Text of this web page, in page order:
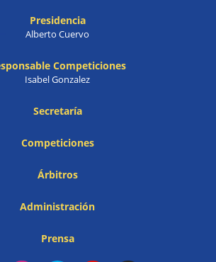
Presidencia
Alberto Cuervo
Competiciones
Isabel Gonzalez
Secretaría
Competiciones
Árbitros
Administración
Prensa